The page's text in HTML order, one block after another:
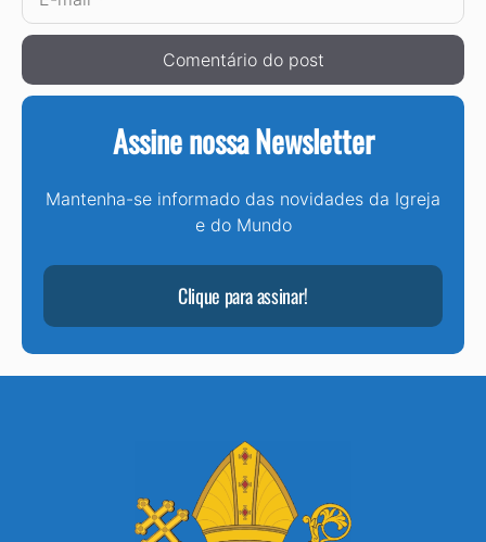
mail
Assine nossa Newsletter
Mantenha-se informado das novidades da Igreja
e do Mundo
Clique para assinar!